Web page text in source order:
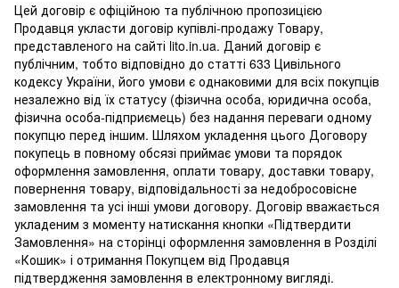
Цей договір є офіційною та публічною пропозицією
Продавця укласти договір купівлі-продажу Товару,
представленого на сайті lito.in.ua. Даний договір є
публічним, тобто відповідно до статті 633 Цивільного
кодексу України, його умови є однаковими для всіх покупців
незалежно від їх статусу (фізична особа, юридична особа,
фізична особа-підприємець) без надання переваги одному
покупцю перед іншим. Шляхом укладення цього Договору
покупець в повному обсязі приймає умови та порядок
оформлення замовлення, оплати товару, доставки товару,
повернення товару, відповідальності за недобросовісне
замовлення та усі інші умови договору. Договір вважається
укладеним з моменту натискання кнопки «Підтвердити
Замовлення» на сторінці оформлення замовлення в Розділі
«Кошик» і отримання Покупцем від Продавця
підтвердження замовлення в електронному вигляді.